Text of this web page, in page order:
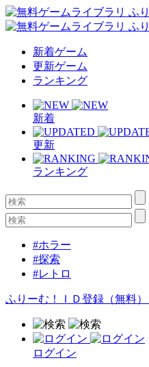
新着ゲーム
更新ゲーム
ランキング
新着
更新
ランキング
#ホラー
#探索
#レトロ
ふりーむ！ＩＤ登録（無料）
ログイン